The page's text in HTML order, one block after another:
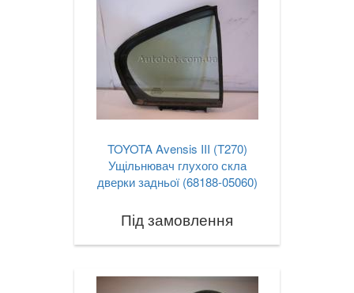
TOYOTA Avensis III (T270)
Ущільнювач глухого скла
дверки задньої (68188-05060)
Під замовлення